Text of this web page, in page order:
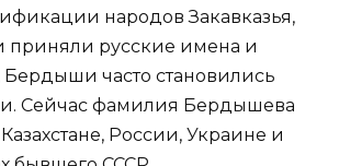
народов Закавказья,
приняли русские имена и
часто становились
Сейчас фамилия Бердышева
России, Украине и